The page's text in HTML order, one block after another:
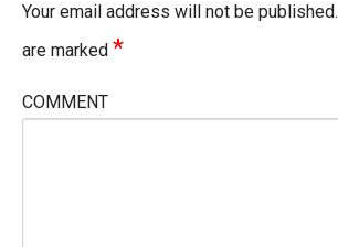
Your email address will not be published.
are marked *
COMMENT